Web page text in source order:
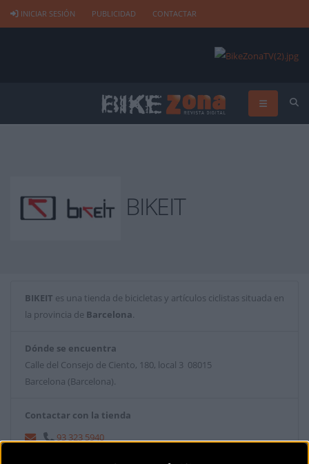
INICIAR SESIÓN PUBLICIDAD CONTACTAR
BIKEIT
BIKEIT es una tienda de bicicletas y artículos ciclistas situada en
la provincia de Barcelona.
Dónde se encuentra
Calle del Consejo de Ciento, 180, local 3 08015
Barcelona (Barcelona).
Contactar con la tienda
93 323 5940